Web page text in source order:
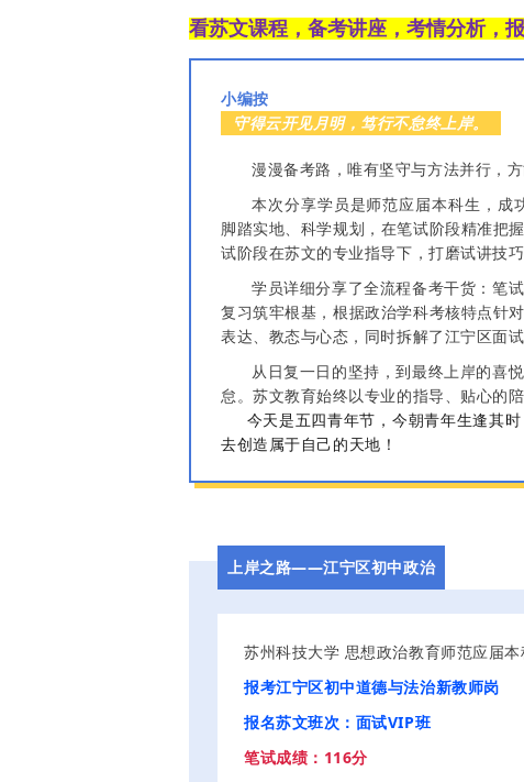
看苏文课程，备考讲座，考情分析，
小编按
守得云开见月明，笃行不怠终上岸。
漫漫备考路，唯有坚守与方法并行，
本次分享学员是师范应届本科生，成
脚踏实地、科学规划，在笔试阶段精准把
试阶段在苏文的专业指导下，打磨试讲技
学员详细分享了全流程备考干货：笔
复习筑牢根基，根据政治学科考核特点针
表达、教态与心态，同时拆解了江宁区面
从日复一日的坚持，到最终上岸的喜
怠。苏文教育始终以专业的指导、贴心的
今天是五四青年节，今朝青年生逢其时
去创造属于自己的天地！
上岸之路——江宁区初中政治
苏州科技大学 思想政治教育师范应届本
报考江宁区初中道德与法治新教师岗
报名苏文班次：面试VIP班
笔试成绩：116分